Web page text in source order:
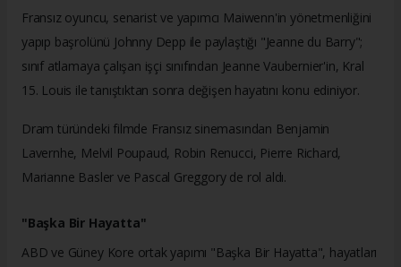
Fransız oyuncu, senarist ve yapımcı Maiwenn'in yönetmenliğini
yapıp başrolünü Johnny Depp ile paylaştığı "Jeanne du Barry";
sınıf atlamaya çalışan işçi sınıfından Jeanne Vaubernier'in, Kral
15. Louis ile tanıştıktan sonra değişen hayatını konu ediniyor.
Dram türündeki filmde Fransız sinemasından Benjamin
Lavernhe, Melvil Poupaud, Robin Renucci, Pierre Richard,
Marianne Basler ve Pascal Greggory de rol aldı.
"Başka Bir Hayatta"
ABD ve Güney Kore ortak yapımı "Başka Bir Hayatta", hayatları